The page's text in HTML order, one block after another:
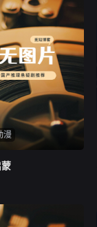
漫
启蒙
容源于儿童生活经
儿童汉字启蒙的心